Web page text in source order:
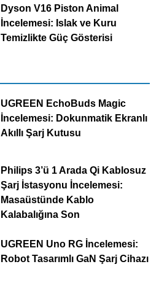
Dyson V16 Piston Animal
İncelemesi: Islak ve Kuru
Temizlikte Güç Gösterisi
UGREEN EchoBuds Magic
İncelemesi: Dokunmatik Ekranlı
Akıllı Şarj Kutusu
Philips 3’ü 1 Arada Qi Kablosuz
Şarj İstasyonu İncelemesi:
Masaüstünde Kablo
Kalabalığına Son
UGREEN Uno RG İncelemesi:
Robot Tasarımlı GaN Şarj Cihazı